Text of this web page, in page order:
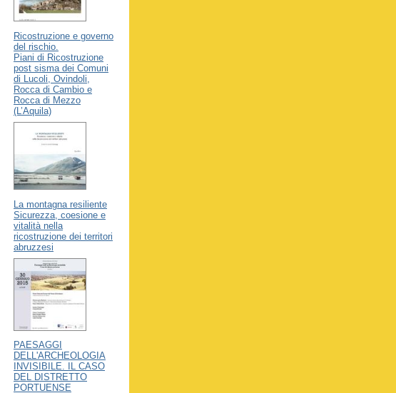
Ricostruzione e governo
del rischio.
Piani di Ricostruzione
post sisma dei Comuni
di Lucoli, Ovindoli,
Rocca di Cambio e
Rocca di Mezzo
(L’Aquila)
La montagna resiliente
Sicurezza, coesione e
vitalità nella
ricostruzione dei territori
abruzzesi
PAESAGGI
DELL'ARCHEOLOGIA
INVISIBILE. IL CASO
DEL DISTRETTO
PORTUENSE